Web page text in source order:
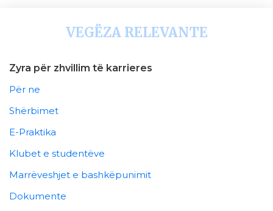
VEGËZA RELEVANTE
Zyra për zhvillim të karrieres
Për ne
Shërbimet
E-Praktika
Klubet e studentëve
Marrëveshjet e bashkëpunimit
Dokumente